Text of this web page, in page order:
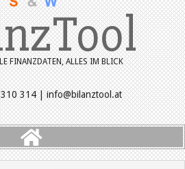
FINANZDATEN, ALLES IM BLICK
314 | info@bilanztool.at